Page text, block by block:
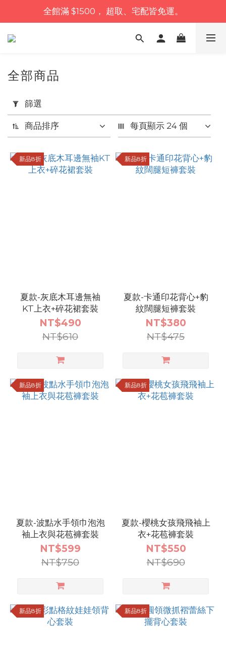
全館滿 $1500， 超取、宅配皆免運。
用
篩
選
(0/20)
價格
預購
_100
(548)
預購
預購
_110
預購
_130
(361)
(250)
全部商品
篩選
商品排序 每頁顯示 24 個
新品8折
夏款-灰底木耳邊無袖
KT上衣+碎花裙套裝
NT$490
NT$610
新品8折
夏款-卡通印花背心+豹
紋闊腿短褲套裝
NT$380
NT$475
新品8折
夏款-波點水手領巾泡泡
袖上衣與花苞褲套裝
NT$599
NT$750
新品8折
夏款-櫻桃女孩飛飛袖上
衣+花苞褲套裝
NT$550
NT$690
新品8折 新品8折